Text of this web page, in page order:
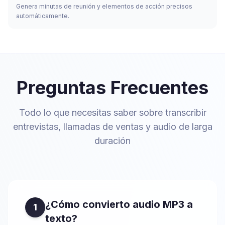
Genera minutas de reunión y elementos de acción precisos
automáticamente.
Preguntas Frecuentes
Todo lo que necesitas saber sobre transcribir
entrevistas, llamadas de ventas y audio de larga
duración
1
¿Cómo convierto audio MP3 a
texto?